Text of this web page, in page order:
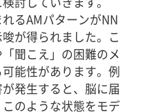
るAMパターンがNN
が得られました。こ
聞こえ」の困難のメ
能性があります。例
発生すると、脳に届
のような状態をモデ